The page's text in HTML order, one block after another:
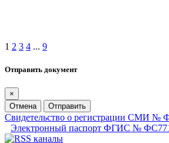
1 2 3 4 ... 9
Отправить документ
×
Отмена
Отправить
Свидетельство о регистрации СМИ №
Электронный паспорт ФГИС №